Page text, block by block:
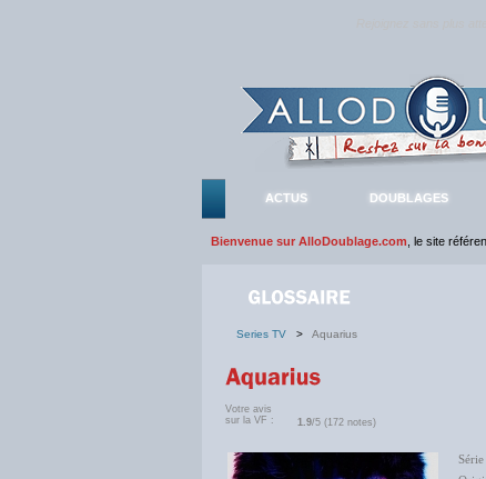
ACTUS DOUBLAGES
Bienvenue sur AlloDoublage.com , le site
Series TV > Aquarius
Votre avis
sur la VF :
1.9/5 (172 notes)
Série